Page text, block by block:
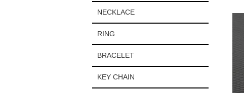
NECKLACE
RING
BRACELET
KEY CHAIN